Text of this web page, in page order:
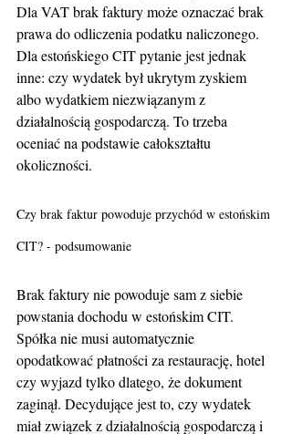
Dla VAT brak faktury może oznaczać brak
prawa do odliczenia podatku naliczonego.
Dla estońskiego CIT pytanie jest jednak
inne: czy wydatek był ukrytym zyskiem
albo wydatkiem niezwiązanym z
działalnością gospodarczą. To trzeba
oceniać na podstawie całokształtu
okoliczności.
Czy brak faktur powoduje przychód w estońskim
CIT? - podsumowanie
Brak faktury nie powoduje sam z siebie
powstania dochodu w estońskim CIT.
Spółka nie musi automatycznie
opodatkować płatności za restaurację, hotel
czy wyjazd tylko dlatego, że dokument
zaginął. Decydujące jest to, czy wydatek
miał związek z działalnością gospodarczą i